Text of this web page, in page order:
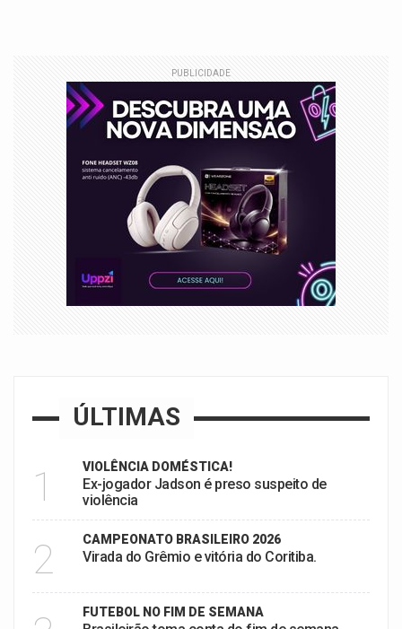
PUBLICIDADE
ÚLTIMAS
1 VIOLÊNCIA DOMÉSTICA!
Ex-jogador Jadson é preso suspeito de
violência
2 CAMPEONATO BRASILEIRO 2026
Virada do Grêmio e vitória do Coritiba.
FUTEBOL NO FIM DE SEMANA